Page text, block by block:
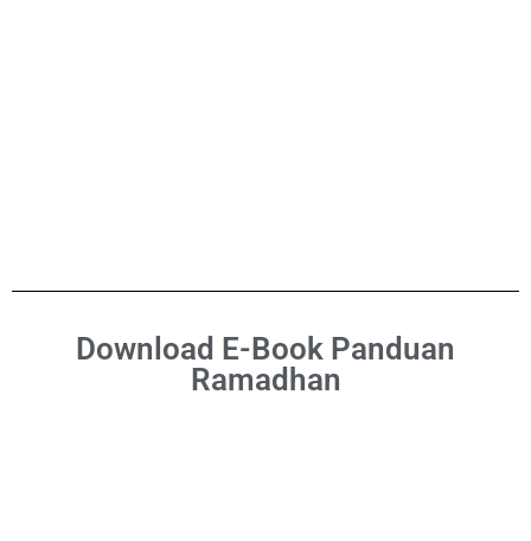
Download E-Book Panduan
Ramadhan